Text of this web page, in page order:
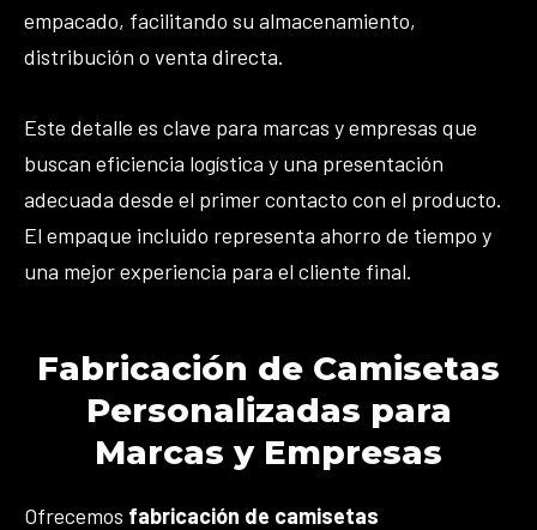
empacado, facilitando su almacenamiento,
distribución o venta directa.
Este detalle es clave para marcas y empresas que
buscan eficiencia logística y una presentación
adecuada desde el primer contacto con el producto.
El empaque incluido representa ahorro de tiempo y
una mejor experiencia para el cliente final.
Fabricación de Camisetas
Personalizadas para
Marcas y Empresas
Ofrecemos fabricación de camisetas